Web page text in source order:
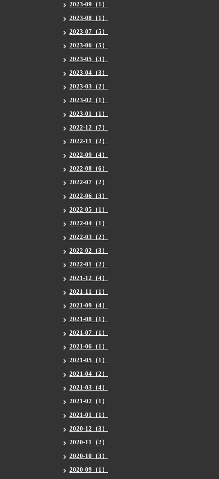
2023-09（1）
2023-08（1）
2023-07（5）
2023-06（5）
2023-05（3）
2023-04（3）
2023-03（2）
2023-02（1）
2023-01（1）
2022-12（7）
2022-11（2）
2022-09（4）
2022-08（6）
2022-07（2）
2022-06（3）
2022-05（1）
2022-04（1）
2022-03（2）
2022-02（3）
2022-01（2）
2021-12（4）
2021-11（1）
2021-09（4）
2021-08（1）
2021-07（1）
2021-06（1）
2021-05（1）
2021-04（2）
2021-03（4）
2021-02（1）
2021-01（1）
2020-12（3）
2020-11（2）
2020-10（3）
2020-09（1）